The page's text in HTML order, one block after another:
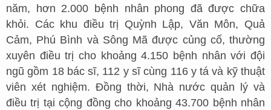
năm, hơn 2.000 bệnh nhân phong đã được chữa
khỏi. Các khu điều trị Quỳnh Lập, Văn Môn, Quả
Cảm, Phú Bình và Sông Mã được củng cố, thường
xuyên điều trị cho khoảng 4.150 bệnh nhân với đội
ngũ gồm 18 bác sĩ, 112 y sĩ cùng 116 y tá và kỹ thuật
viên xét nghiệm. Đồng thời, Nhà nước quản lý và
điều trị tại cộng đồng cho khoảng 43.700 bệnh nhân